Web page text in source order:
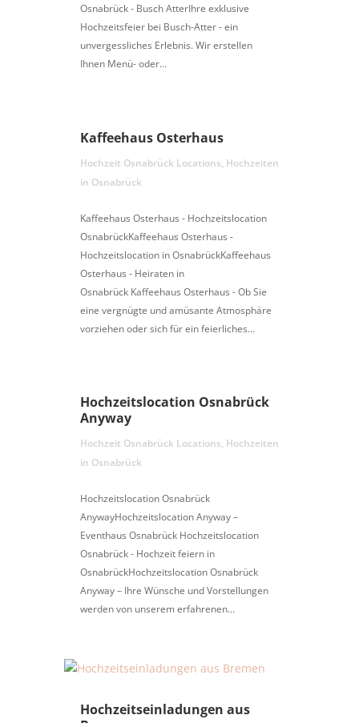
Osnabrück - Busch AtterIhre exklusive
Hochzeitsfeier bei Busch-Atter - ein
unvergessliches Erlebnis. Wir erstellen
Ihnen Menü- oder...
Kaffeehaus Osterhaus
Hochzeit Osnabrück Locations, Hochzeiten
in Osnabrück
Kaffeehaus Osterhaus - Hochzeitslocation
OsnabrückKaffeehaus Osterhaus -
Hochzeitslocation in OsnabrückKaffeehaus
Osterhaus - Heiraten in
Osnabrück Kaffeehaus Osterhaus - Ob Sie
eine vergnügte und amüsante Atmosphäre
vorziehen oder sich für ein feierliches...
Hochzeitslocation Osnabrück
Anyway
Hochzeit Osnabrück Locations, Hochzeiten
in Osnabrück
Hochzeitslocation Osnabrück
AnywayHochzeitslocation Anyway –
Eventhaus Osnabrück Hochzeitslocation
Osnabrück - Hochzeit feiern in
OsnabrückHochzeitslocation Osnabrück
Anyway – Ihre Wünsche und Vorstellungen
werden von unserem erfahrenen...
Hochzeitseinladungen aus